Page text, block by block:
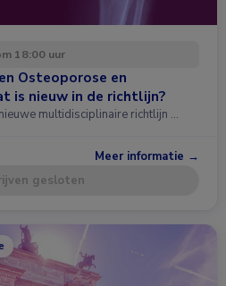
18:00 uur
Osteoporose en
is nieuw in de richtlijn?
multidisciplinaire richtlijn …
Meer informatie →
gesloten